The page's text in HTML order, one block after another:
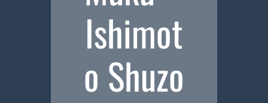
Ishimot
o Shuzo